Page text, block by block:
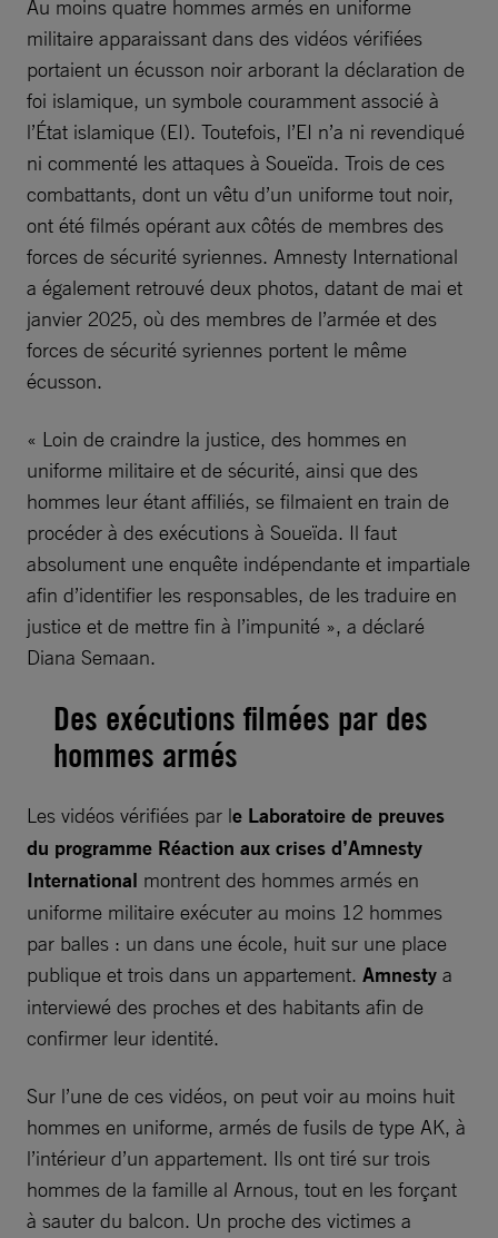
Au moins quatre hommes armés en uniforme
militaire apparaissant dans des vidéos vérifiées
portaient un écusson noir arborant la déclaration de
foi islamique, un symbole couramment associé à
l’État islamique (EI). Toutefois, l’EI n’a ni revendiqué
ni commenté les attaques à Soueïda. Trois de ces
combattants, dont un vêtu d’un uniforme tout noir,
ont été filmés opérant aux côtés de membres des
forces de sécurité syriennes. Amnesty International
a également retrouvé deux photos, datant de mai et
janvier 2025, où des membres de l’armée et des
forces de sécurité syriennes portent le même
écusson.
« Loin de craindre la justice, des hommes en
uniforme militaire et de sécurité, ainsi que des
hommes leur étant affiliés, se filmaient en train de
procéder à des exécutions à Soueïda. Il faut
absolument une enquête indépendante et impartiale
afin d’identifier les responsables, de les traduire en
justice et de mettre fin à l’impunité », a déclaré
Diana Semaan.
Des exécutions filmées par des
hommes armés
Les vidéos vérifiées par le Laboratoire de preuves
du programme Réaction aux crises d’Amnesty
International montrent des hommes armés en
uniforme militaire exécuter au moins 12 hommes
par balles : un dans une école, huit sur une place
publique et trois dans un appartement. Amnesty a
interviewé des proches et des habitants afin de
confirmer leur identité.
Sur l’une de ces vidéos, on peut voir au moins huit
hommes en uniforme, armés de fusils de type AK, à
l’intérieur d’un appartement. Ils ont tiré sur trois
hommes de la famille al Arnous, tout en les forçant
à sauter du balcon. Un proche des victimes a